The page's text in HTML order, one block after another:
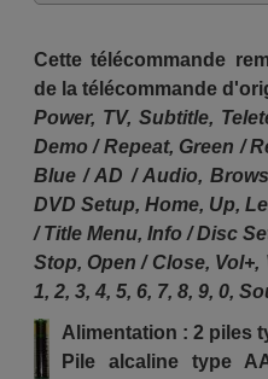
Cette télécommande
de la télécommande
Power, TV, Subtitle,
Demo / Repeat, Green /
Blue / AD / Audio,
DVD Setup, Home, Up,
/ Title Menu, Info / Disc
Stop, Open / Close, Vol+,
1, 2, 3, 4, 5, 6, 7, 8, 9, 0,
Alimentation : 2 piles
Pile alcaline type